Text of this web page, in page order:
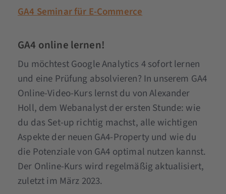
GA4 Seminar für E-Commerce
GA4 online lernen!
Du möchtest Google Analytics 4 sofort lernen
und eine Prüfung absolvieren? In unserem GA4
Online-Video-Kurs lernst du von Alexander
Holl, dem Webanalyst der ersten Stunde: wie
du das Set-up richtig machst, alle wichtigen
Aspekte der neuen GA4-Property und wie du
die Potenziale von GA4 optimal nutzen kannst.
Der Online-Kurs wird regelmäßig aktualisiert,
zuletzt im März 2023.